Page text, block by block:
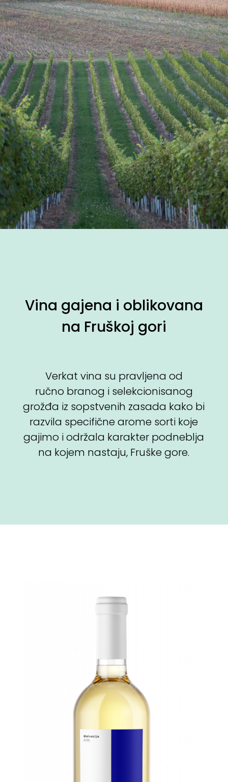
Vina gajena i oblikovana
na Fruškoj gori
Verkat vina su pravljena od
ručno branog i selekcionisanog
grožđa iz sopstvenih zasada kako bi
razvila specifične arome sorti koje
gajimo i održala karakter podneblja
na kojem nastaju, Fruške gore.